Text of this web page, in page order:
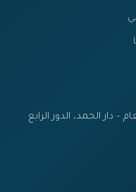
– دار الحمد، الدور الرابع